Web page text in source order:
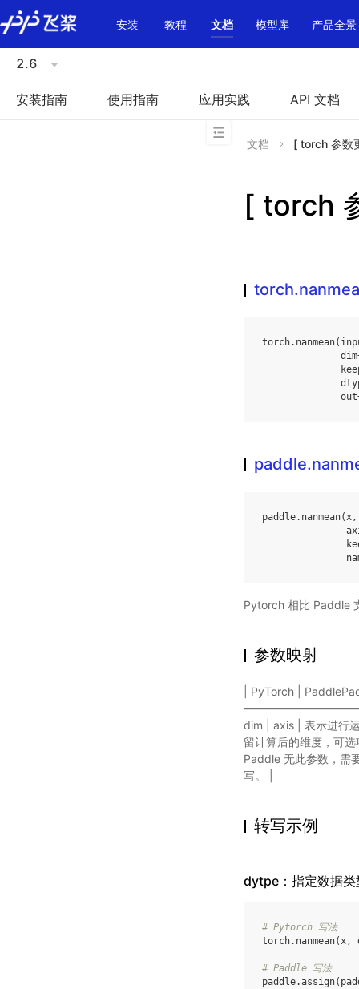
\u200E
安装
教程 文档 模型库 产品全景
2.6
安装指南 使用指南 应用实践 API 文档
文档 [ torch 参数
[ torch
torch. nanmean(
dim
out
paddle. nanmean(x,
Pytorch 相比 Paddle
参数映射
| PyTorch |
dim | axis | 表示进行
留计算后的维度，可
Paddle 无此参数，需
写。 |
转写示例
dytpe：指定数据类
# Pytorch 写法
torch. nanmean(x,
# Paddle 写法
paddle.assign(